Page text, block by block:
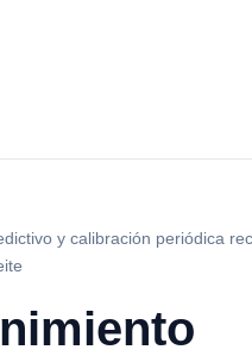
y calibración periódica